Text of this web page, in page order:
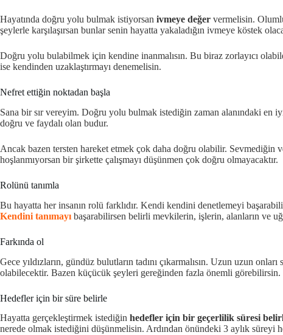
Hayatında doğru yolu bulmak istiyorsan ivmeye değer vermelisin.
şeylerle karşılaşırsan bunlar senin hayatta yakaladığın ivmeye köstek
Doğru yolu bulabilmek için kendine inanmalısın. Bu biraz zorlayıcı
ise kendinden uzaklaştırmayı denemelisin.
Nefret ettiğin noktadan başla
Sana bir sır vereyim. Doğru yolu bulmak istediğin zaman alanındaki en
doğru ve faydalı olan budur.
Ancak bazen tersten hareket etmek çok daha doğru olabilir.
hoşlanmıyorsan bir şirkette çalışmayı düşünmen çok doğru olmayacaktır.
Rolünü tanımla
Bu hayatta her insanın rolü farklıdır. Kendi kendini denetlemeyi
Kendini tanımayı başarabilirsen belirli mevkilerin, işlerin, alanların ve
Farkında ol
Gece yıldızların, gündüz bulutların tadını çıkarmalısın. Uzun uzun onları
olabilecektir. Bazen küçücük şeyleri gereğinden fazla önemli
Hedefler için bir süre belirle
Hayatta gerçekleştirmek istediğin hedefler için bir geçerlilik süresi
nerede olmak istediğini düşünmelisin. Ardından önündeki 3 aylık süreyi